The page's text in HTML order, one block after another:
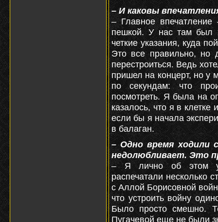
– И каковы
– Главное
пешкой. У нас там был
четкие указания, куда
Это все правильно, но
перестроиться. Ведь
пришел на концерт, но у
по секундам: что
посмотреть. Я была на
казалось, что я в клетке
если бы я начала
в балаган.
– Одно время ходили
недолюбливает. Это
– Я лично об этом
распечатали несколько
с Аллой Борисовной
что устроить войну
Было просто смешно.
Пугачевой еще не были